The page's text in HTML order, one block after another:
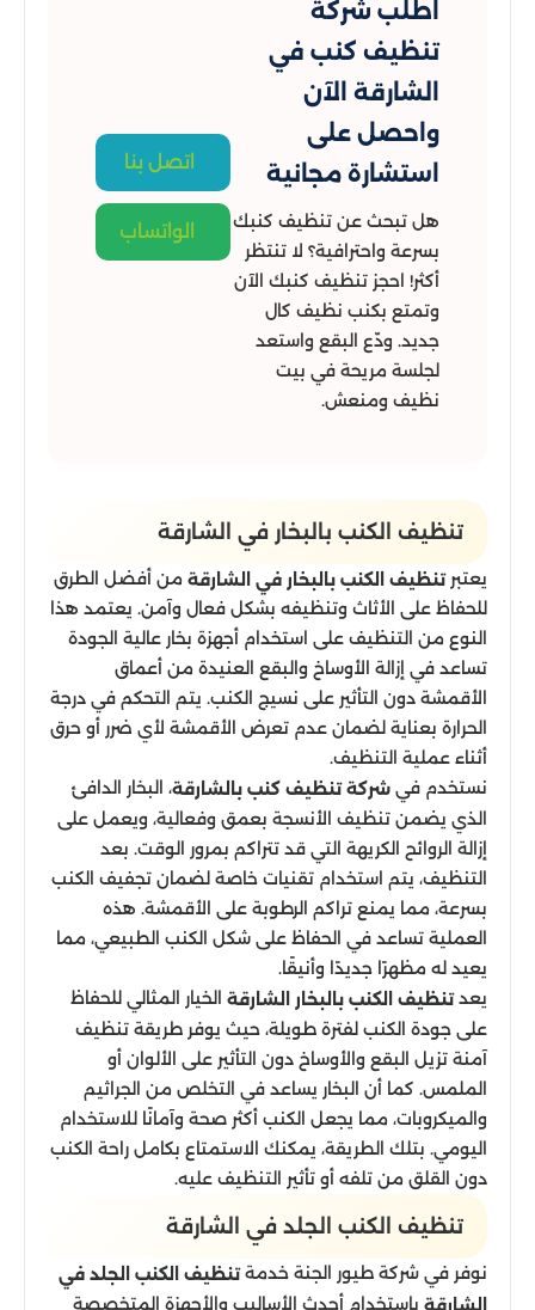
اطلب شركة
تنظيف كنب في
الشارقة الآن
واحصل على
استشارة مجانية
هل تبحث عن تنظيف كنبك
بسرعة واحترافية؟ لا تنتظر
أكثر! احجز تنظيف كنبك الآن
وتمتع بكنب نظيف كال
جديد. ودّع البقع واستعد
لجلسة مريحة في بيت
نظيف ومنعش.
اتصل بنا
الواتساب
تنظيف الكنب بالبخار​ في الشارقة
يعتبر تنظيف الكنب بالبخار في الشارقة من أفضل الطرق
للحفاظ على الأثاث وتنظيفه بشكل فعال وآمن. يعتمد هذا
النوع من التنظيف على استخدام أجهزة بخار عالية الجودة
تساعد في إزالة الأوساخ والبقع العنيدة من أعماق
الأقمشة دون التأثير على نسيج الكنب. يتم التحكم في درجة
الحرارة بعناية لضمان عدم تعرض الأقمشة لأي ضرر أو حرق
أثناء عملية التنظيف.
نستخدم في شركة تنظيف كنب بالشارقة، البخار الدافئ
الذي يضمن تنظيف الأنسجة بعمق وفعالية، ويعمل على
إزالة الروائح الكريهة التي قد تتراكم بمرور الوقت. بعد
التنظيف، يتم استخدام تقنيات خاصة لضمان تجفيف الكنب
بسرعة، مما يمنع تراكم الرطوبة على الأقمشة. هذه
العملية تساعد في الحفاظ على شكل الكنب الطبيعي، مما
يعيد له مظهرًا جديدًا وأنيقًا.
يعدتنظيف الكنب بالبخار الشارقة الخيار المثالي للحفاظ
على جودة الكنب لفترة طويلة، حيث يوفر طريقة تنظيف
آمنة تزيل البقع والأوساخ دون التأثير على الألوان أو
الملمس. كما أن البخار يساعد في التخلص من الجراثيم
والميكروبات، مما يجعل الكنب أكثر صحة وآمانًا للاستخدام
اليومي. بتلك الطريقة، يمكنك الاستمتاع بكامل راحة الكنب
دون القلق من تلفه أو تأثير التنظيف عليه.
تنظيف الكنب الجلد​ في الشارقة
نوفر في شركة طيور الجنة خدمةتنظيف الكنب الجلد في
الشارقة باستخدام أحدث الأساليب والأجهزة المتخصصة